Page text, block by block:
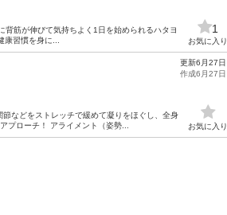
筋が伸びて気持ちよく1日を始められるハタヨ
習慣を身に...
1
お気に入り
などをストレッチで緩めて凝りをほぐし、全身
プローチ！ アライメント（姿勢...
更新6月27日
作成6月27日
お気に入り